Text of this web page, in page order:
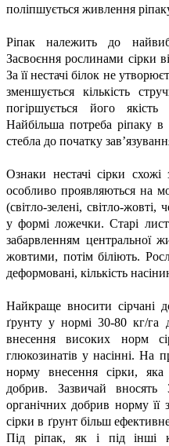
поліпшується живлення
Ріпак належить до
Засвоєння рослинами сірки
За її нестачі білок не
зменшується кількість
погіршується його
Найбільша потреба ріпаку
стебла до початку
Ознаки нестачі сірки
особливо проявляються на
(світло-зелені, світло-жовті,
у формі ложечки. Старі
забарвленням центральної
жовтими, потім біліють.
деформовані, кількість
Найкраще вносити сірчані
ґрунту у нормі 30-80 кг/га
внесення високих норм
глюкозинатів у насінні. На
норму внесення сірки,
добрив. Зазвичай
органічних добрив норму
сірки в ґрунт більш
Під ріпак, як і під інші